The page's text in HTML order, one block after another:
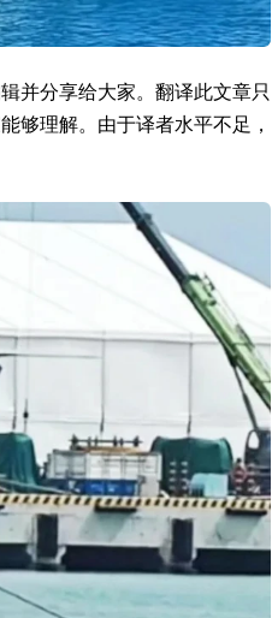
并分享给大家。翻译此文章只
够理解。由于译者水平不足，